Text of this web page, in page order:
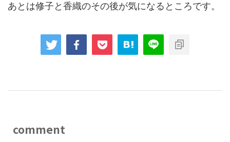
あとは修子と香織のその後が気になるところです。
comment